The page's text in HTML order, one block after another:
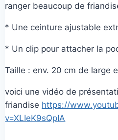
ranger beaucoup de
* Une ceinture ajustable
* Un clip pour attacher la
Taille : env. 20 cm de large
voici une vidéo de
friandise https://
v=XLIeK9sQpIA